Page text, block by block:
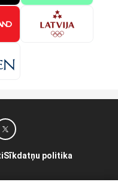
Sīkdatņu politika